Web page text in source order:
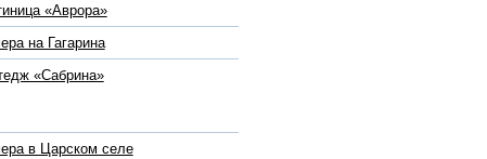
«Аврора»
на Гагарина
«Сабрина»
в Царском селе